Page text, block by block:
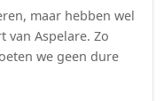
maar hebben wel
van Aspelare. Zo
we geen dure